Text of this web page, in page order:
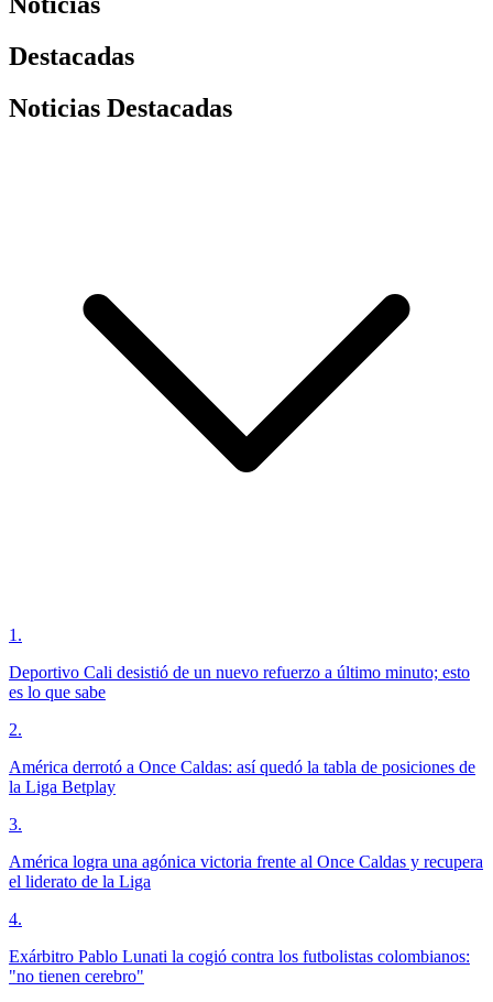
Destacadas
Noticias Destacadas
1 .
Deportivo Cali desistió de un nuevo refuerzo a último minuto; esto
es lo que sabe
2.
América derrotó a Once Caldas: así quedó la tabla de posiciones de
la Liga Betplay
3.
América logra una agónica victoria frente al Once Caldas y recupera
el liderato de la Liga
4.
Exárbitro Pablo Lunati la cogió contra los futbolistas colombianos:
"no tienen cerebro"